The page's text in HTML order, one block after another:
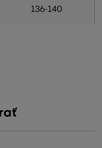
136-140